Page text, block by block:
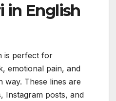
in English
is perfect for
emotional pain, and
way. These lines are
Instagram posts, and